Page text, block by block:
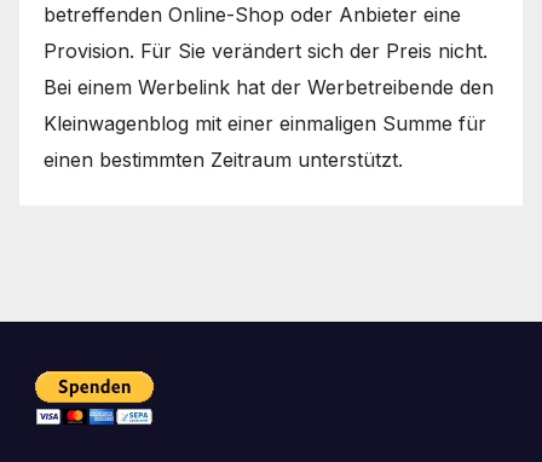
betreffenden Online-Shop oder Anbieter eine
Provision. Für Sie verändert sich der Preis nicht.
Bei einem Werbelink hat der Werbetreibende den
Kleinwagenblog mit einer einmaligen Summe für
einen bestimmten Zeitraum unterstützt.